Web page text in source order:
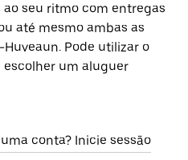
seu ritmo com entregas
até mesmo ambas as
Pode utilizar o
um aluguer
conta? Inicie sessão